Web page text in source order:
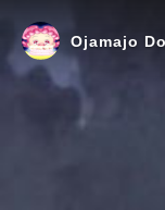
Ojamajo